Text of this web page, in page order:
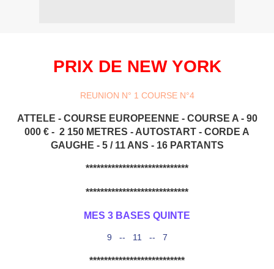
PRIX DE NEW YORK
REUNION N° 1 COURSE N°4
ATTELE - COURSE EUROPEENNE - COURSE A - 90
000 € - 2 150 METRES - AUTOSTART - CORDE A
GAUGHE - 5 / 11 ANS - 16 PARTANTS
****************************
****************************
MES 3 BASES QUINTE
9 -- 11 -- 7
**************************